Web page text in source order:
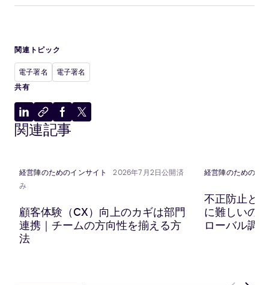
関連トピック
電子署名
電子署名
共有
LinkedIn
に
ク
リ
ボ
に
コ
ピ
Facebook
に
X
関連記事
経営陣のためのインサイト
2026年7月2日公開済
み
顧客体験（CX）向上のカギは部門
連携｜チームの方向性を揃える方
法
経営陣のためのイ
不正防止と
に難しいの
ローバル調